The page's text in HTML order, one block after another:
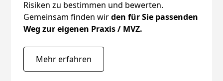
Risiken zu bestimmen und bewerten.
Gemeinsam finden wirden für Sie passenden
Weg zur eigenen Praxis / MVZ.
Mehr erfahren